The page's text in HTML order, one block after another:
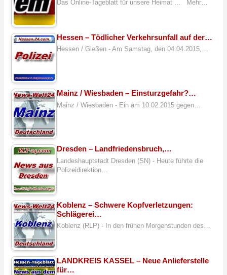
Das Online-Tageblatt für unsere Heimat ... Mehr…
Hessen – Tödlicher Verkehrsunfall auf der…
Hessen / Gießen - Am Samstag, den 04.04.2015,…
Mainz / Wiesbaden – Einsturzgefahr?…
Mainz / Wiesbaden - Ein am 10.02.2015 gegen…
Dresden – Landfriedensbruch,…
Landeshauptstadt Dresden (SN) - Heute führte die
Polizeidirektion…
Koblenz – Schwere Kopfverletzungen:
Schlägerei…
Koblenz (RLP) - In den frühen Morgenstunden des…
LANDKREIS KASSEL – Neue Anlieferstelle
für…